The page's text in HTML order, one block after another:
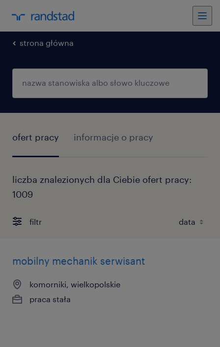
strona główna
ofert pracy informacje o pracy
liczba znalezionych dla Ciebie ofert pracy:
1009
filtr
mobilny mechanik serwisant
komorniki, wielkopolskie
praca stała